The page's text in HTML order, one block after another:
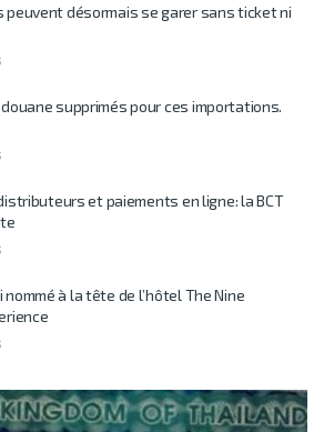
peuvent désormais se garer sans ticket ni
supprimés pour ces importations.
et paiements en ligne: la BCT
à la tête de l’hôtel The Nine